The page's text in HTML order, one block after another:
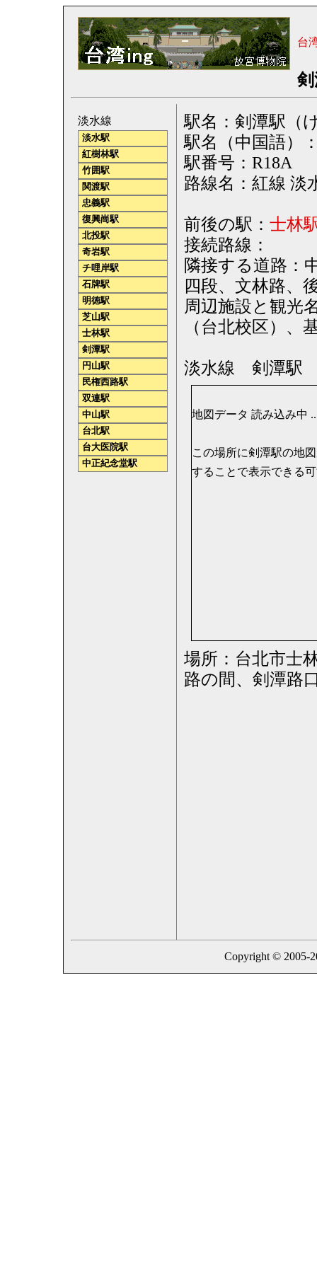
台
駅名：剣潭駅（
駅名（中国語）
駅番号：R18A
路線名：紅線 淡
前後の駅： 士林
接続路線：
隣接する道路：
四段、文林路、
周辺施設と観光
（台北校区）、
淡水線 剣潭駅
地図データ 読み込み中
この場所に剣潭駅の地
することで表示できる
場所：台北市士
路の間、剣潭路
淡水線
淡水駅
紅樹林駅
竹囲駅
関渡駅
忠義駅
復興崗駅
北投駅
奇岩駅
チ哩岸駅
石牌駅
明徳駅
芝山駅
士林駅
剣潭駅
円山駅
民権西路駅
双連駅
中山駅
台北駅
台大医院駅
中正紀念堂駅
Copyright © 2005-